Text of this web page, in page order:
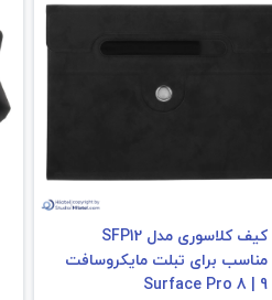
کیف کلاسوری مدل SFP12
مناسب برای تبلت مایکروسافت
Surface Pro 8 | 9